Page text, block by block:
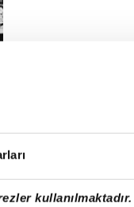
kullanılmaktadır.